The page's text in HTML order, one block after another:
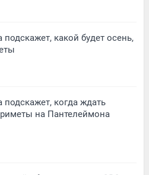
подскажет, какой будет осень,
подскажет, когда ждать
на Пантелеймона